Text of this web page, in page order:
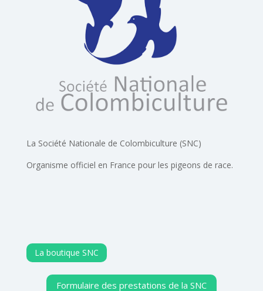
La Société Nationale de Colombiculture (SNC)
Organisme officiel en France pour les pigeons de race.
La boutique SNC
Formulaire des prestations de la SNC